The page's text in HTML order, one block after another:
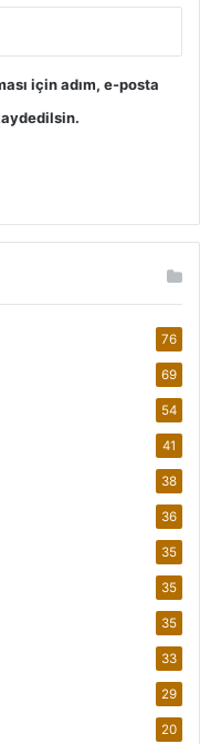
için adım, e-posta
76
69
54
41
38
36
35
35
35
33
29
20